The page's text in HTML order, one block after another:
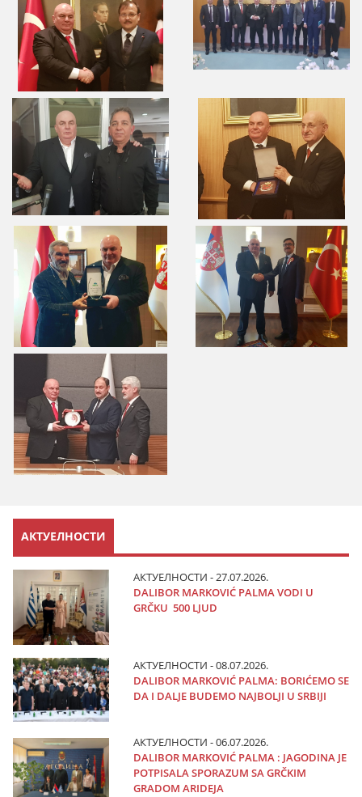
АКТУЕЛНОСТИ
АКТУЕЛНОСТИ - 27.07.2026.
DALIBOR MARKOVIĆ PALMA VODI U
GRČKU 500 LJUD
АКТУЕЛНОСТИ - 08.07.2026.
DALIBOR MARKOVIĆ PALMA: BORIĆEMO SE
DA I DALJE BUDEMO NAJBOLJI U SRBIJI
АКТУЕЛНОСТИ - 06.07.2026.
DALIBOR MARKOVIĆ PALMA : JAGODINA JE
POTPISALA SPORAZUM SA GRČKIM
GRADOM ARIDEJA